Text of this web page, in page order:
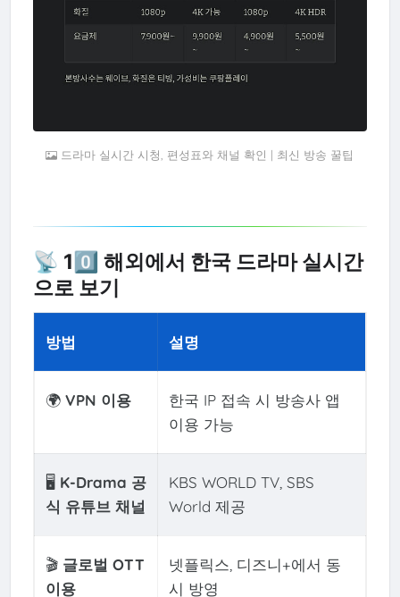
드라마 실시간 시청, 편성표와 채널 확인 | 최신 방송 꿀팁
📡 10️⃣ 해외에서 한국 드라마 실시간
으로 보기
방법 설명
🌍 VPN 이용
한국 IP 접속 시 방송사 앱
이용 가능
🖥️ K-Drama 공
식 유튜브 채널
KBS WORLD TV, SBS
World 제공
🎬 글로벌 OTT
이용
넷플릭스, 디즈니+에서 동
시 방영